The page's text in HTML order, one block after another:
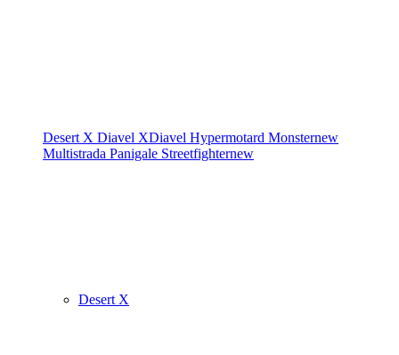
Desert X Diavel XDiavel Hypermotard Monsternew
Multistrada Panigale Streetfighternew
Desert X